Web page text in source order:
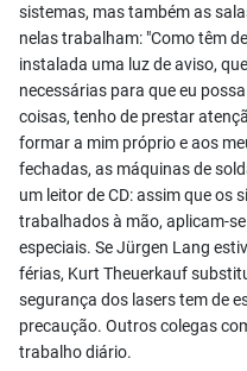
sistemas, mas também as
nelas trabalham: "Como têm
instalada uma luz de aviso,
necessárias para que eu
coisas, tenho de prestar
formar a mim próprio e aos
fechadas, as máquinas de
um leitor de CD: assim que os
trabalhados à mão, aplicam-
especiais. Se Jürgen Lang
férias, Kurt Theuerkauf
segurança dos lasers tem de
precaução. Outros colegas
trabalho diário.